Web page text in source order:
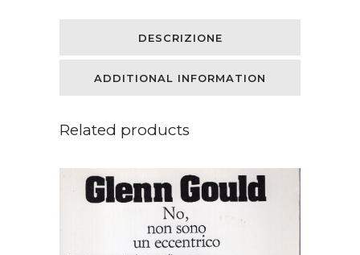
DESCRIZIONE
ADDITIONAL INFORMATION
Related products